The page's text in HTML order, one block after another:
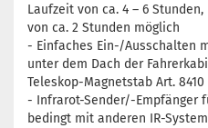
Laufzeit von ca. 4 – 6
von ca. 2 Stunden möglich
- Einfaches Ein-/Ausschalten
unter dem Dach der
Teleskop-Magnetstab Art. 8410
- Infrarot-Sender/-Empfänger
bedingt mit anderen IR-